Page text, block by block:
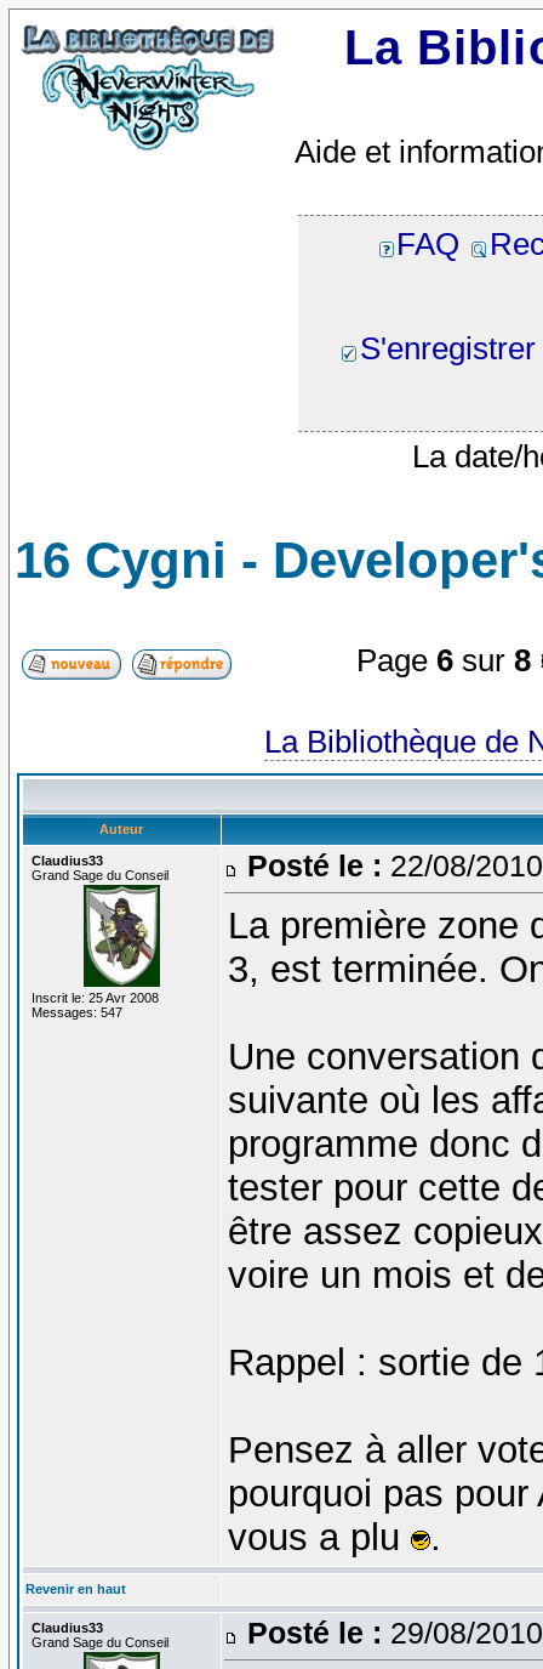
La
Aide et
FAQ
S'enregistrer
La date/
16 Cygni -
Page 6 sur8
La Bibliothèque de
Auteur
Claudius33
Grand Sage du Conseil
Inscrit le: 25 Avr 2008
Messages: 547
Posté le : 22/08/
La première zone
3, est terminée.
Une conversation
suivante où les
programme donc
tester pour cette
être assez
voire un mois et
Rappel : sortie de
Pensez à aller
pourquoi pas
vous a plu
.
Revenir en haut
Claudius33
Grand Sage du Conseil
Posté le : 29/08/